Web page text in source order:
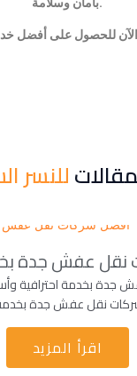
للنسر
عفش جدة
بخدمة احترافية
اقرأ المزيد